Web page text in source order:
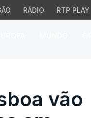
RÁDIO RTP PLAY
vão
vão